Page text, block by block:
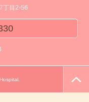
丁目2-56